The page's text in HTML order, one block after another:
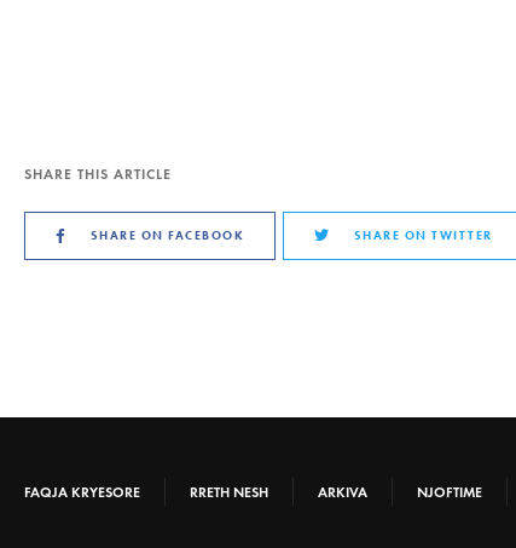
SHARE THIS ARTICLE
SHARE ON FACEBOOK SHARE ON TWITTER
FAQJA KRYESORE RRETH NESH ARKIVA NJOFTIME